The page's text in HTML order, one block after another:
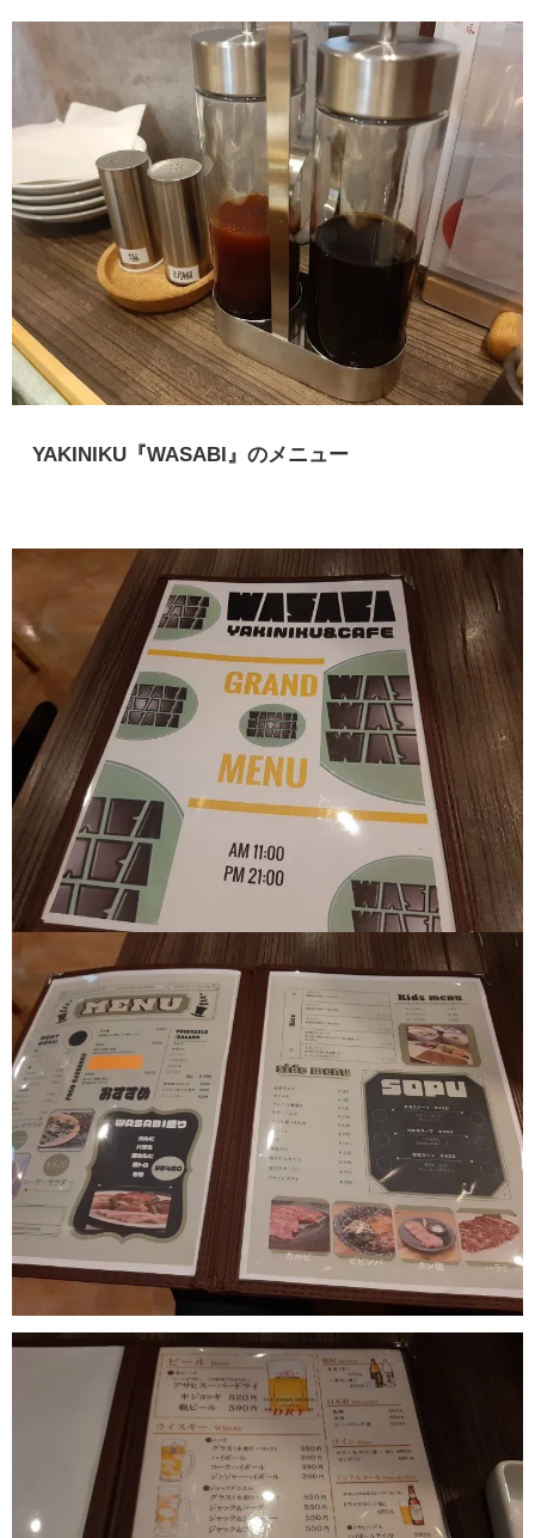
YAKINIKU『WASABI』のメニュー